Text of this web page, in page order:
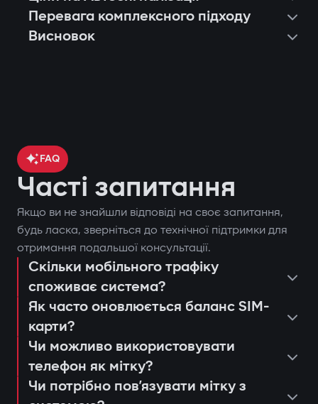
контроль місцезнаходження
автомобіля через GPS;
блокування двигуна при спробі
несанкціонованого запуску;
сповіщення через застосунок Gazer
Car;
дистанційний автозапуск двигуна;
ведення журналу подій та спроб
Захист від «електронної вудки»
Використання цифрової мітки з
шифруванням AES128, яку неможливо
поставити чи зняти автомобіль з
охорони;
запустити двигун дистанційно;
переглянути останні спрацьовування
або дії системи;
налаштувати push-сповіщення та
консультація та підбір оптимальної
Перевага комплексного підходу
Висновок
FAQ
Часті запитання
Якщо ви не знайшли відповіді на своє запитання,
будь ласка, зверніться до технічної підтримки для
отримання подальшої консультації.
Скільки мобільного трафіку
споживає система?
Як часто оновлюється баланс SIM-
карти?
Чи можливо використовувати
телефон як мітку?
Чи потрібно повʼязувати мітку з